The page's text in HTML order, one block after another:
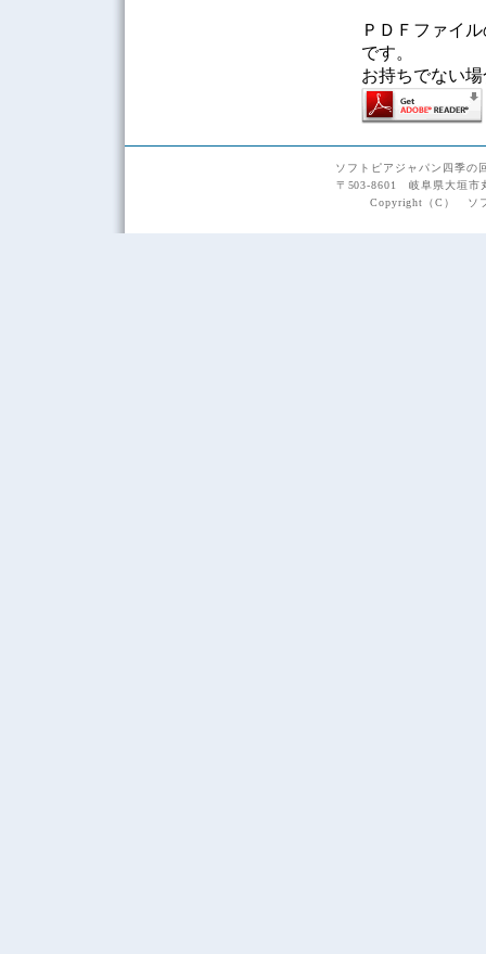
ＰＤＦファイ
です。
お持ちでない
ソフトピアジャパン四季の
〒503-8601 岐阜県大垣市
Copyright（C） ソ